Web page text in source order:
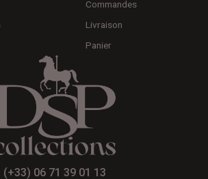
Commandes
Livraison
Panier
(+33) 06 71 39 01 13